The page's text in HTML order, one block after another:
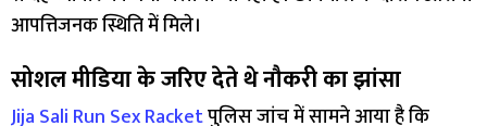
आपत्तिजनक स्थिति में मिले।
सोशल मीडिया के जरिए देते थे नौकरी का झांसा
Jija Sali Run Sex Racketपुलिस जांच में सामने आया है कि